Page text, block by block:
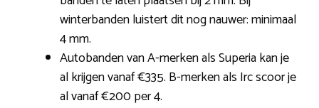
winterbanden luistert dit nog nauwer: minimaal
4 mm.
Autobanden van A-merken als Superia kan je
al krijgen vanaf €335. B-merken als Irc scoor je
al vanaf €200 per 4.